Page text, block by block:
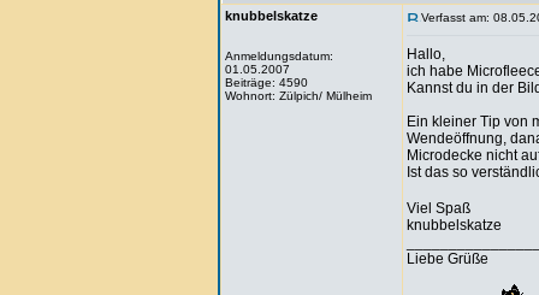
knubbelskatze
Anmeldungsdatum:
01.05.2007
Beiträge: 4590
Wohnort: Zülpich/ Mülheim
Verfasst am:
Hallo,
ich habe
Kannst du in der
Ein kleiner Tip von
Wendeöffnung,
Microdecke nicht
Ist das so
Viel Spaß
knubbelskatze
Liebe Grüße